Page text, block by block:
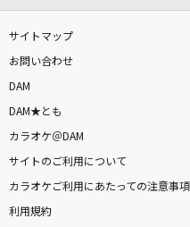
サイトマップ
お問い合わせ
DAM
DAM★とも
カラオケ＠DAM
サイトのご利用について
カラオケご利用にあたっての注意事項
利用規約